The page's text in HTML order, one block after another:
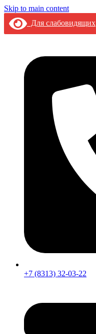
Skip to main content
Для слабовидящих
+7 (8313) 32-03-22